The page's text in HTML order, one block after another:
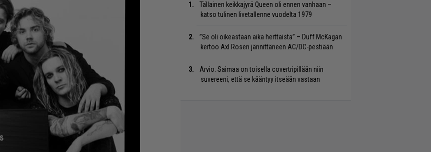
Tällainen keikkajyrä Queen oli ennen vanhaan –
katso tulinen livetallenne vuodelta 1979
”Se oli oikeastaan aika herttaista” – Duff McKagan
kertoo Axl Rosen jännittäneen AC/DC-pestiään
Arvio: Saimaa on toisella covertripillään niin
suvereeni, että se kääntyy itseään vastaan